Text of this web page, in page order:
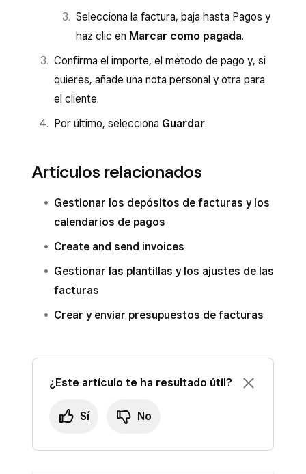
Selecciona la factura, baja hasta Pagos y
haz clic en Marcar como pagada.
Confirma el importe, el método de pago y, si
quieres, añade una nota personal y otra para
el cliente.
Por último, selecciona Guardar.
Artículos relacionados
Gestionar los depósitos de facturas y los
calendarios de pagos
Create and send invoices
Gestionar las plantillas y los ajustes de las
facturas
Crear y enviar presupuestos de facturas
¿Este artículo te ha resultado útil?
Sí No